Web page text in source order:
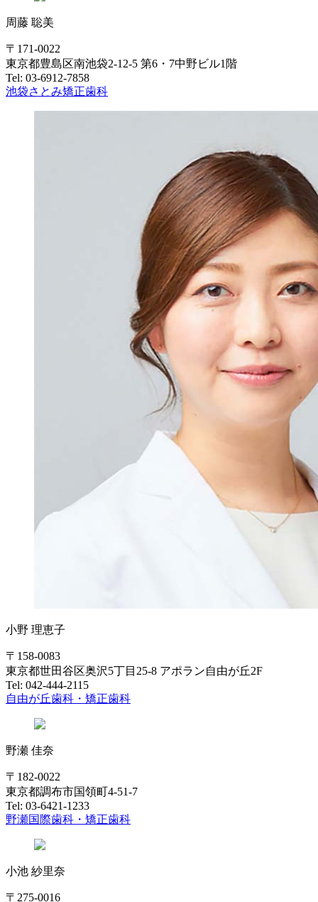
周藤 聡美
〒171-0022
東京都豊島区南池袋2-12-5 第6・7中野ビル1階
Tel: 03-6912-7858
池袋さとみ矯正歯科
小野 理恵子
〒158-0083
東京都世田谷区奥沢5丁目25-8 アポラン自由が丘2F
Tel: 042-444-2115
自由が丘歯科・矯正歯科
野瀬 佳奈
〒182-0022
東京都調布市国領町4-51-7
Tel: 03-6421-1233
野瀬国際歯科・矯正歯科
小池 紗里奈
〒275-0016